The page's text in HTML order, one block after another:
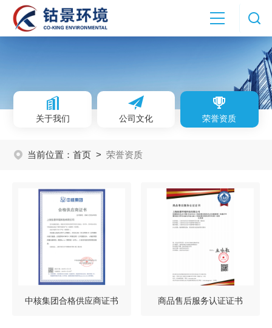
关于我们 公司文化 荣誉资质
当前位置： 首页 > 荣誉资质
中核集团合格供应商证书 商品售后服务认证证书